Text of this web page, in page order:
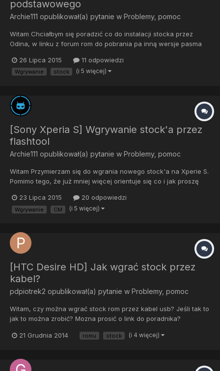
podstawowego
Archie111 opublikował(a) pytanie w Problemy, pomoc
Witam Chciałbym się poradzić co do instalacji stocka przez
Odina, w linku z forum rom do pobrania pa inną wersje pasma
wgrać to nie będzie to błąd. Oprócz tego prosiłbym o
wyjaśnienie mi sprawy sterowników wymaganycg do obsługi
26 Lipca 2015 11 odpowiedzi
Wgrywanie stock (i 5 więcej)
[Sony Xperia S] Wgrywanie stock'a przez
flashtool
Archie111 opublikował(a) pytanie w Problemy, pomoc
Witam Przymierzam się do wgrania nowego stock'a na Xperie S.
Pomimo tego, że już mniej więcej orientuje się co i jak proszę
troszeczke nie jasny dla mnie (głównie fragment o instalacji
sterów do tela w folderze flash'a). Jeśli mógłbym pros...
23 Lipca 2015 20 odpowiedzi
Wgrywanie CM (i 5 więcej)
[HTC Desire HD] Jak wgrać stock przez
kabel?
pdpiotrek2 opublikował(a) pytanie w Problemy, pomoc
Witam, czy można wgrać stock rom przez kabel usb? Jeśli tak to
jak to można zrobić? Mozna prosić o link do poradnika?
21 Grudnia 2014 romu stock (i 4 więcej)